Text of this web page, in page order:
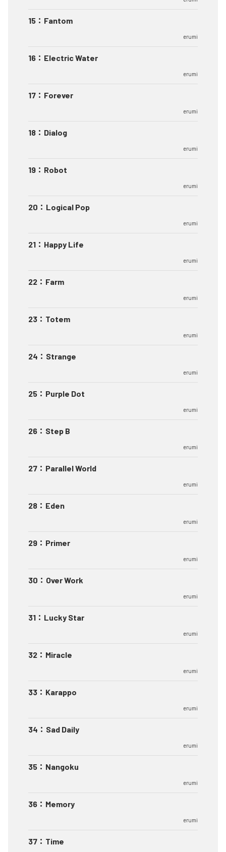
15 ： Fantom
erumi
16 ： Electric Water
erumi
17 ： Forever
erumi
18 ： Dialog
erumi
19 ： Robot
erumi
20 ： Logical Pop
erumi
21 ： Happy Life
erumi
22 ： Farm
erumi
23 ： Totem
erumi
24 ： Strange
erumi
25 ： Purple Dot
erumi
26 ： Step B
erumi
27 ： Parallel World
erumi
28 ： Eden
erumi
29 ： Primer
erumi
30 ： Over Work
erumi
31 ： Lucky Star
erumi
32 ： Miracle
erumi
33 ： Karappo
erumi
34 ： Sad Daily
erumi
35 ： Nangoku
erumi
36 ： Memory
erumi
37 ： Time